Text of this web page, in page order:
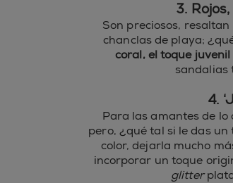
3.
Son preciosos,
chanclas de playa;
coral, el toque
sandalias
4.
Para las amantes de lo
pero, ¿qué tal si le das
color, dejarla mucho
incorporar un toque
glitter